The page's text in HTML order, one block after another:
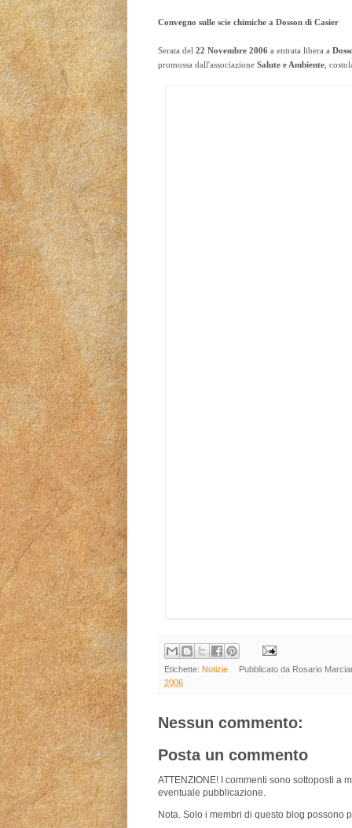
Convegno sulle scie chimiche a Dosson di Casier
Serata del22 Novembre 2006a entrata libera a
promossa dall'associazioneSalute e Ambiente ,
Etichette: Notizie Pubblicato da Rosario
2006
Nessun commento:
Posta un commento
ATTENZIONE! I commenti sono sottoposti a
eventuale pubblicazione.
Nota. Solo i membri di questo blog possono